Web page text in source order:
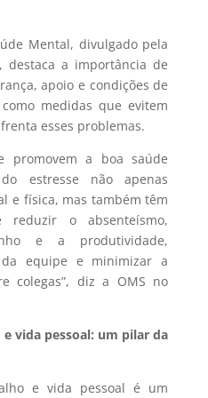
Mental, divulgado pela
destaca a importância de
apoio e condições de
medidas que evitem
esses problemas.
promovem a boa saúde
estresse não apenas
e física, mas também têm
reduzir o absenteísmo,
e a produtividade,
equipe e minimizar a
colegas”, diz a OMS no
vida pessoal: um pilar da
e vida pessoal é um